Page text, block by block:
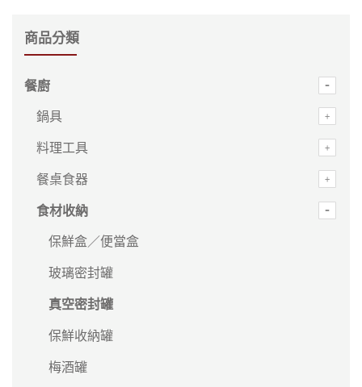
商品分類
餐廚
鍋具
料理工具
餐桌食器
食材收納
保鮮盒／便當盒
玻璃密封罐
真空密封罐
保鮮收納罐
梅酒罐